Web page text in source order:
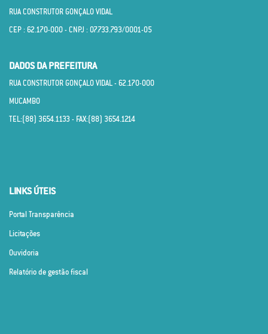
RUA CONSTRUTOR GONÇALO VIDAL
CEP : 62.170­-000 - CNPJ : 07.733.793/0001­-05
DADOS DA PREFEITURA
RUA CONSTRUTOR GONÇALO VIDAL - 62.170­-000
MUCAMBO
TEL:(88) 3654.1133 - FAX:(88) 3654.1214
LINKS ÚTEIS
Portal Transparência
Licitações
Ouvidoria
Relatório de gestão fiscal